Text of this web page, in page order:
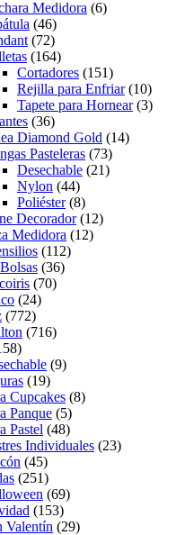
Medidora (6)
(46)
(72)
(164)
Cortadores (151)
Rejilla para Enfriar (10)
Tapete para Hornear (3)
(36)
Diamond Gold (14)
Pasteleras (73)
Desechable (21)
Nylon (44)
Poliéster (8)
Decorador (12)
Medidora (12)
(112)
(36)
(70)
(24)
(772)
(716)
(9)
(19)
Cupcakes (8)
Panque (5)
Pastel (48)
Individuales (23)
(45)
(251)
(69)
(153)
Valentín (29)